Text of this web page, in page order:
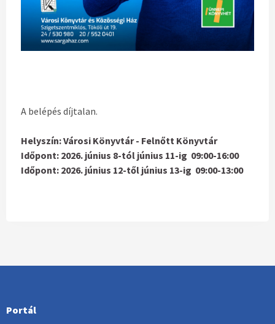
A belépés díjtalan.
Helyszín: Városi Könyvtár - Felnőtt Könyvtár
Időpont: 2026. június 8-tól június 11-ig 09:00-16:00
Időpont: 2026. június 12-től június 13-ig 09:00-13:00
Portál